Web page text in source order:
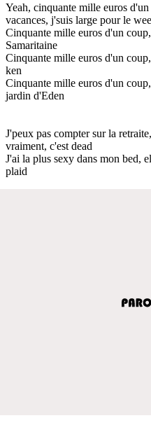
Yeah, cinquante mille euros
vacances, j'suis large pour le
Cinquante mille euros d'un
Samaritaine
Cinquante mille euros d'un
ken
Cinquante mille euros d'un
jardin d'Eden
J'peux pas compter sur la
vraiment, c'est dead
J'ai la plus sexy dans mon bed,
plaid